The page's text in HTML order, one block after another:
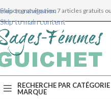
Skip to navigation
Skip to main content
gratuite avec 7 articles gratuits
RECHERCHE PAR
MARQUE